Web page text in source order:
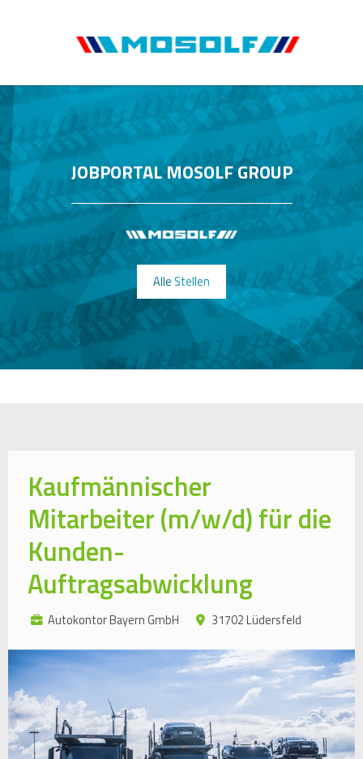
JOBPORTAL MOSOLF GROUP
Alle Stellen
Kaufmännischer
Mitarbeiter (m/w/d) für die
Kunden-
Auftragsabwicklung
Autokontor Bayern GmbH 31702 Lüdersfeld